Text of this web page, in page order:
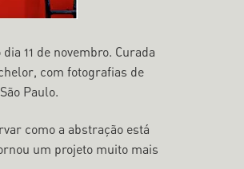
11 de novembro. Curada
com fotografias de
Paulo.
como a abstração está
um projeto muito mais